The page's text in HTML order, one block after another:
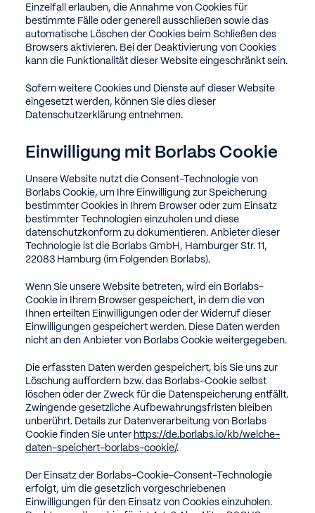
Einzelfall erlauben, die Annahme von Cookies für
bestimmte Fälle oder generell ausschließen sowie das
automatische Löschen der Cookies beim Schließen des
Browsers aktivieren. Bei der Deaktivierung von Cookies
kann die Funktionalität dieser Website eingeschränkt sein.
Sofern weitere Cookies und Dienste auf dieser Website
eingesetzt werden, können Sie dies dieser
Datenschutzerklärung entnehmen.
Einwilligung mit Borlabs Cookie
Unsere Website nutzt die Consent-Technologie von
Borlabs Cookie, um Ihre Einwilligung zur Speicherung
bestimmter Cookies in Ihrem Browser oder zum Einsatz
bestimmter Technologien einzuholen und diese
datenschutzkonform zu dokumentieren. Anbieter dieser
Technologie ist die Borlabs GmbH, Hamburger Str. 11,
22083 Hamburg (im Folgenden Borlabs).
Wenn Sie unsere Website betreten, wird ein Borlabs-
Cookie in Ihrem Browser gespeichert, in dem die von
Ihnen erteilten Einwilligungen oder der Widerruf dieser
Einwilligungen gespeichert werden. Diese Daten werden
nicht an den Anbieter von Borlabs Cookie weitergegeben.
Die erfassten Daten werden gespeichert, bis Sie uns zur
Löschung auffordern bzw. das Borlabs-Cookie selbst
löschen oder der Zweck für die Datenspeicherung entfällt.
Zwingende gesetzliche Aufbewahrungsfristen bleiben
unberührt. Details zur Datenverarbeitung von Borlabs
Cookie finden Sie unter https://de.borlabs.io/kb/welche-
daten-speichert-borlabs-cookie/.
Der Einsatz der Borlabs-Cookie-Consent-Technologie
erfolgt, um die gesetzlich vorgeschriebenen
Einwilligungen für den Einsatz von Cookies einzuholen.